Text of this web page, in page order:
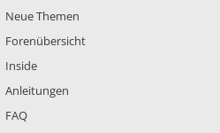
Neue Themen
Forenübersicht
Inside
Anleitungen
FAQ